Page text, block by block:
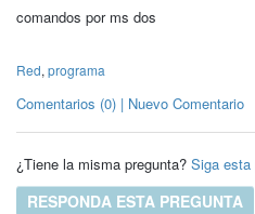
comandos por ms dos
Red, programa
Comentarios (0) | Nuevo Comentario
¿Tiene la misma pregunta? Siga esta
RESPONDA ESTA PREGUNTA